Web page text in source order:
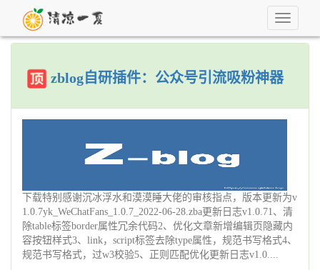
Toggle
zblog自研插件：公众号引流吸粉神器
下载特别感谢沉冰浮水和漠漠睡大佬的审核指点，版本更新为v
1.0.7yk_WeChatFans_1.0.7_2022-06-28.zba更新日志v1.0.71、清
除table标签border属性冗余代码2、优化文章新增编辑页隐藏内
容按钮样式3、link，script标签去除type属性，规范书写格式4、
规范书写格式，过w3校验5、正则匹配优化更新日志v1.0....